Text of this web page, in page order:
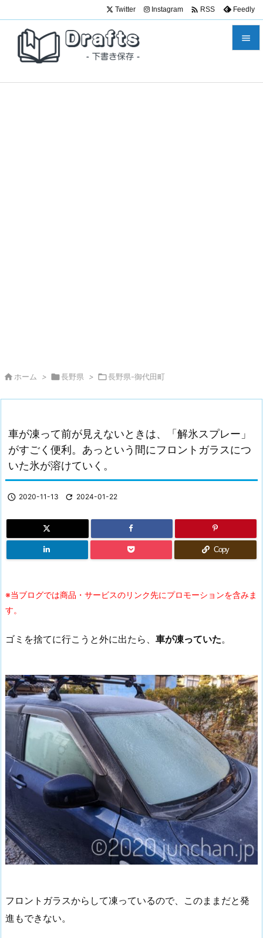

Twitter Instagram  RSS Feedly
 ホーム > 長野県 > 長野県-御代田町
車が凍って前が見えないときは、「解氷スプレー」
がすごく便利。あっという間にフロントガラスにつ
いた氷が溶けていく。
 2020-11-13  2024-01-22
Copy
※当ブログでは商品・サービスのリンク先にプロモーションを含みま
す。
ゴミを捨てに行こうと外に出たら、 車が凍っていた。
フロントガラスからして凍っているので、このままだと発
進もできない。